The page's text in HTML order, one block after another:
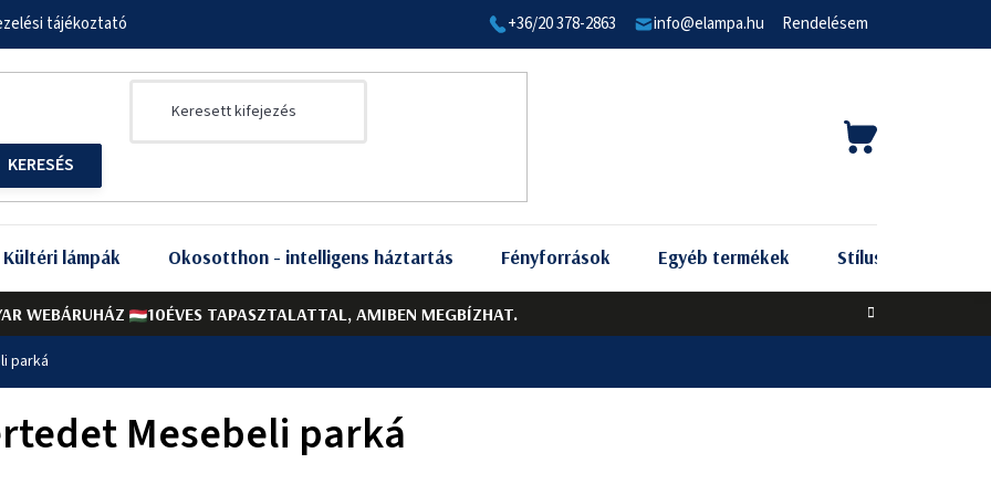
WEBÁRUHÁZ 10ÉVES TAPASZTALATTAL, AMIBEN MEGBÍZHAT.
tájékoztató +36/20 378-2863 info@elampa.hu Rendelésem
KOSÁR
Kültéri lámpák Okosotthon - intelligens háztartás Fényforrások Egyéb termékek Stílus szerint
parká
Mesebeli parká